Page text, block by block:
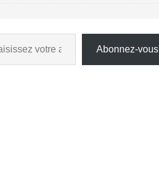
Abonnez-vous